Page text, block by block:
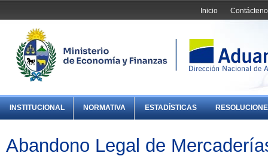
Inicio
INSTITUCIONAL NORMATIVA ESTADÍSTICAS
Abandono Legal de